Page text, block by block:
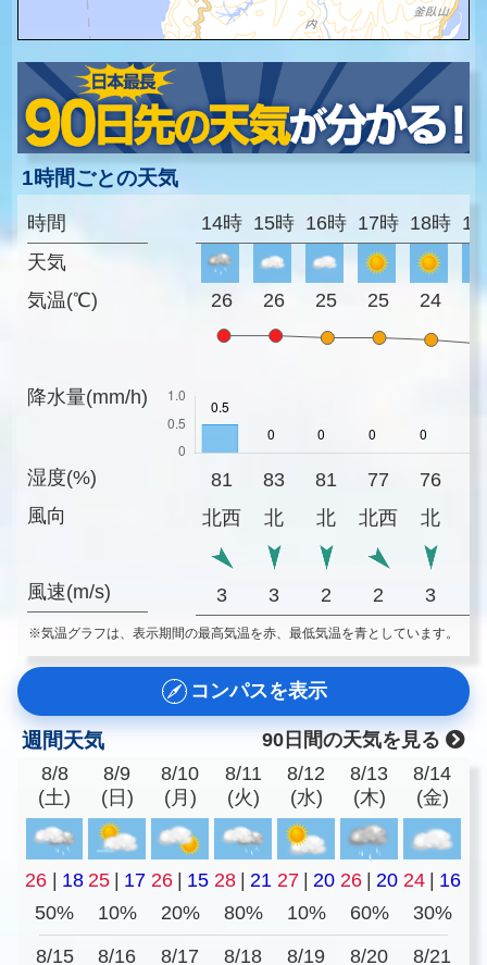
1時間ごとの天気
時間
天気
気温(℃)
降水量(mm/h)
湿度(%)
風向
風速(m/s)
14時 15時 16時 17時 18時
26 26 25 25 24
81 83 81 77 76
北西
北 北 北西 北
3 3 2 2 3
※気温グラフは、表示期間の最高気温を赤、最低気温を青としています。
コンパスを表示
週間天気
90日間の天気を見る
8/8
(土)
8/9
(日)
8/10
(月)
8/11
(火)
8/12
(水)
8/13
(木)
8/14
(金)
26 18 25 17 26 15 28 21 27 20 26 20 24
16
50%
10% 20% 80% 10% 60% 30%
8/15
8/16
8/17
8/18
8/19
8/20
8/21